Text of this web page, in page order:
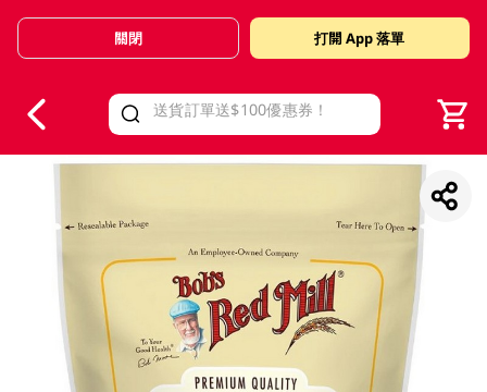
Valid Until 30 June 2026
關閉 打開 App 落單